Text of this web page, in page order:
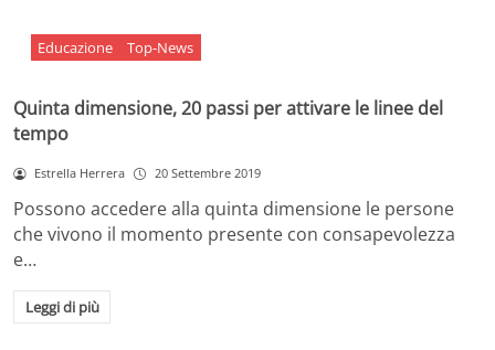
Educazione Top-News
Quinta dimensione, 20 passi per attivare le linee del
tempo
Estrella Herrera 20 Settembre 2019
Possono accedere alla quinta dimensione le persone
che vivono il momento presente con consapevolezza
e…
Leggi di più